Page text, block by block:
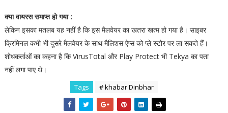
क्या वायरस समाप्त हो गया :
लेकिन इसका मतलब यह नहीं है कि इस मैलवेयर का खतरा खत्म हो गया है। साइबर
क्रिमिनल कभी भी दूसरे मैलवेयर के साथ मैलिशस ऐप्स को प्ले स्टोर पर ला सकते हैं।
शोधकर्ताओं का कहना है कि VirusTotal और Play Protect भी Tekya का पता
नहीं लगा पाए थे।
Tags # khabar Dinbhar